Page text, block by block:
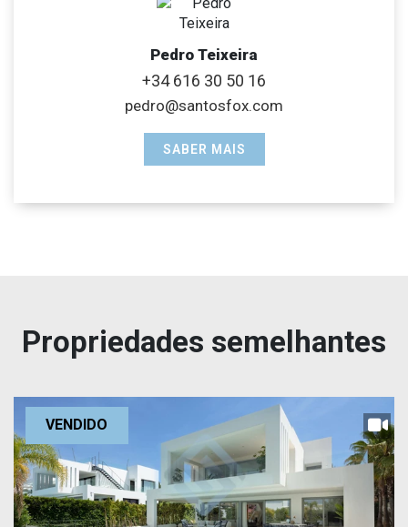
Pedro Teixeira
+34 616 30 50 16
pedro@santosfox.com
SABER MAIS
Propriedades semelhantes
VENDIDO